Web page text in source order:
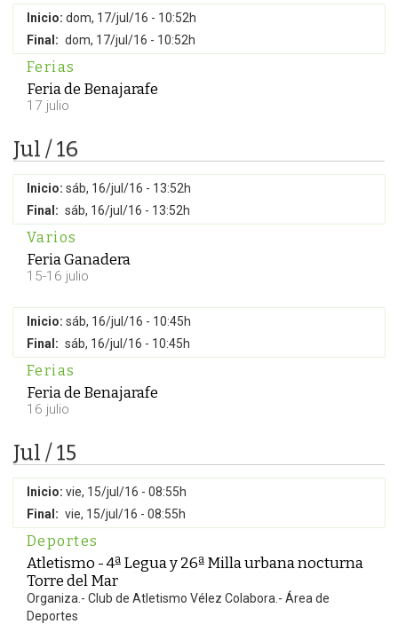
Inicio: dom, 17/jul/16 - 10:52h
Final: dom, 17/jul/16 - 10:52h
Ferias
Feria de Benajarafe
17 julio
Jul / 16
Inicio: sáb, 16/jul/16 - 13:52h
Final: sáb, 16/jul/16 - 13:52h
Varios
Feria Ganadera
15-16 julio
Inicio: sáb, 16/jul/16 - 10:45h
Final: sáb, 16/jul/16 - 10:45h
Ferias
Feria de Benajarafe
16 julio
Jul / 15
Inicio: vie, 15/jul/16 - 08:55h
Final: vie, 15/jul/16 - 08:55h
Deportes
Atletismo - 4ª Legua y 26ª Milla urbana nocturna
Torre del Mar
Organiza.- Club de Atletismo Vélez Colabora.- Área de
Deportes